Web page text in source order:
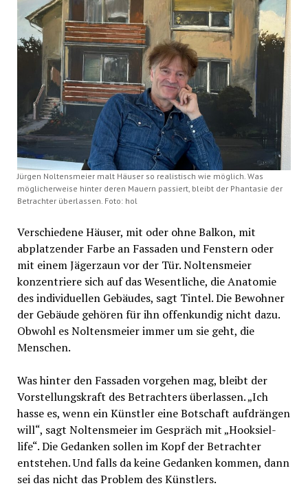
Jürgen Noltensmeier malt Häuser so realistisch wie möglich. Was
möglicherweise hinter deren Mauern passiert, bleibt der Phantasie der
Betrachter überlassen. Foto: hol
Verschiedene Häuser, mit oder ohne Balkon, mit
abplatzender Farbe an Fassaden und Fenstern oder
mit einem Jägerzaun vor der Tür. Noltensmeier
konzentriere sich auf das Wesentliche, die Anatomie
des individuellen Gebäudes, sagt Tintel. Die Bewohner
der Gebäude gehören für ihn offenkundig nicht dazu.
Obwohl es Noltensmeier immer um sie geht, die
Menschen.
Was hinter den Fassaden vorgehen mag, bleibt der
Vorstellungskraft des Betrachters überlassen. „Ich
hasse es, wenn ein Künstler eine Botschaft aufdrängen
will“, sagt Noltensmeier im Gespräch mit „Hooksiel-
life“. Die Gedanken sollen im Kopf der Betrachter
entstehen. Und falls da keine Gedanken kommen, dann
sei das nicht das Problem des Künstlers.